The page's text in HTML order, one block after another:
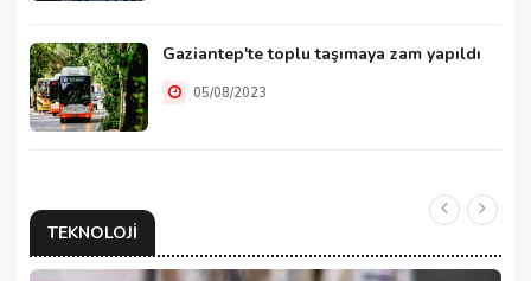
Gaziantep'te toplu taşımaya zam yapıldı
05/08/2023
TEKNOLOJI